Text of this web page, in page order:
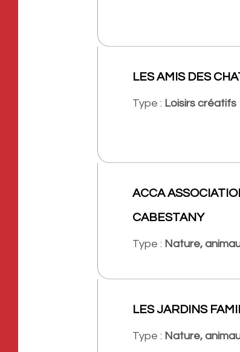
LES AMIS DES
Type : Loisirs créatifs
ACCA
CABESTANY
Type : Nature,
LES JARDINS
Type : Nature,